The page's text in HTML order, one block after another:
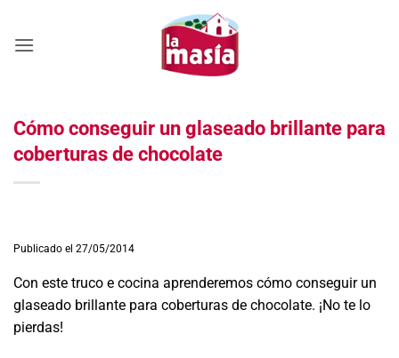
contenido
Cómo conseguir un glaseado brillante para
coberturas de chocolate
Publicado el 27/05/2014
Con este truco e cocina aprenderemos cómo conseguir un
glaseado brillante para coberturas de chocolate. ¡No te lo
pierdas!